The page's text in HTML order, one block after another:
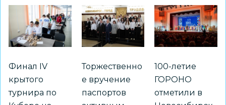
Финал IV
крытого
турнира по
Торжественно
е вручение
паспортов
100-летие
ГОРОНО
отметили в